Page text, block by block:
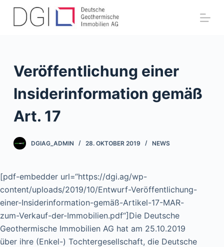
Z
u
n
a
p
n
g
e
n
Veröffentlichung einer
Insiderinformation gemäß
Art. 17
DGIAG_ADMIN 28. OKTOBER 2019 NEWS
[pdf-embedder url=“https://dgi.ag/wp-
content/uploads/2019/10/Entwurf-Veröffentlichung-
einer-Insiderinformation-gemäß-Artikel-17-MAR-
zum-Verkauf-der-Immobilien.pdf“]Die Deutsche
Geothermische Immobilien AG hat am 25.10.2019
über ihre (Enkel-) Tochtergesellschaft, die Deutsche